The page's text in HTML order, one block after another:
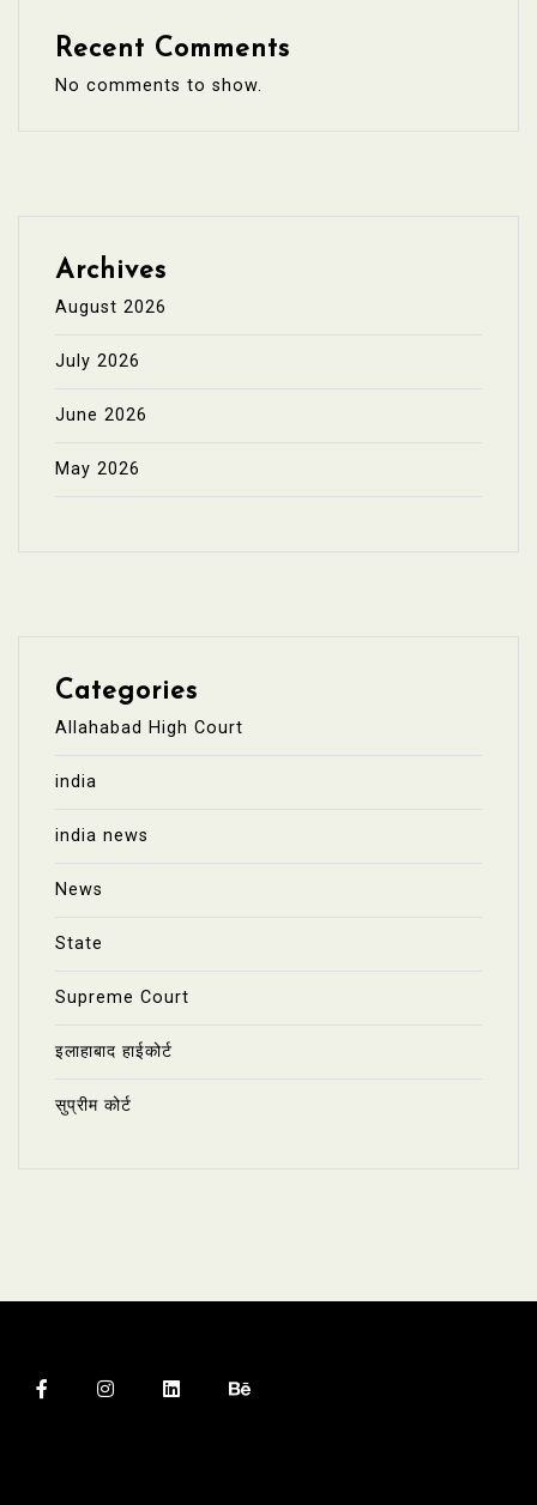
Recent Comments
No comments to show.
Archives
August 2026
July 2026
June 2026
May 2026
Categories
Allahabad High Court
india
india news
News
State
Supreme Court
इलाहाबाद हाईकोर्ट
सुप्रीम कोर्ट